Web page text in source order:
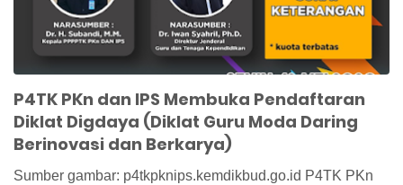
P4TK PKn dan IPS Membuka Pendaftaran
Diklat Digdaya (Diklat Guru Moda Daring
Berinovasi dan Berkarya)
Sumber gambar: p4tkpknips.kemdikbud.go.id P4TK PKn